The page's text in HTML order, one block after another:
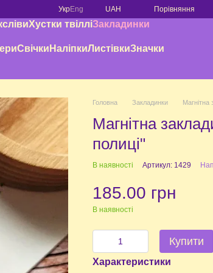
УкрEng UAH Порівняння
Хустки твілліЗакладинки
Свічки НаліпкиЛистівкиЗначки
Головна Закладинки Магнітна
Магнітна
полиці"
В наявності Артикул: 1429
185.00 грн
В наявності
Купити
Характеристики